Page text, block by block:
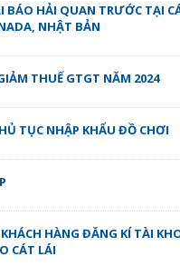
BÁO HẢI QUAN TRƯỚC TẠI
NHẬT BẢN
THUẾ GTGT NĂM 2024
TỤC NHẬP KHẨU ĐỒ CHƠI
HÀNG ĐĂNG KÍ TÀI
CÁT LÁI